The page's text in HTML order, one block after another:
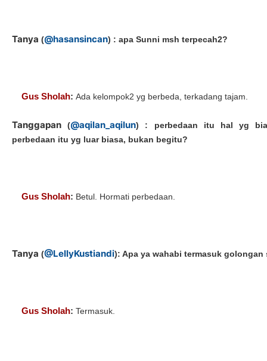
Tanya (@hasansincan) : apa Sunni msh terpecah2?
Gus Sholah: Ada kelompok2 yg berbeda, terkadang tajam.
Tanggapan (@aqilan_aqilun) : perbedaan itu hal yg
perbedaan itu yg luar biasa, bukan begitu?
Gus Sholah: Betul. Hormati perbedaan.
Tanya (@LellyKustiandi): Apa ya wahabi termasuk
Gus Sholah: Termasuk.